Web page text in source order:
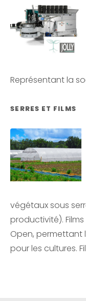
Représentant la
SERRES ET FILMS
végétaux sous
productivité). Films
Open, permettant
pour les cultures.